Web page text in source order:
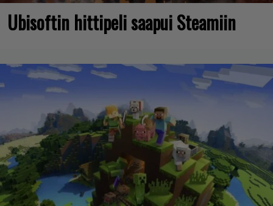
Ubisoftin hittipeli saapui Steamiin